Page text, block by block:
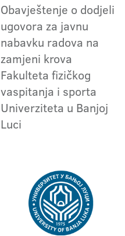
Obavještenje o dodjeli
ugovora za javnu
nabavku radova na
zamjeni krova
Fakulteta fizičkog
vaspitanja i sporta
Univerziteta u Banjoj
Luci